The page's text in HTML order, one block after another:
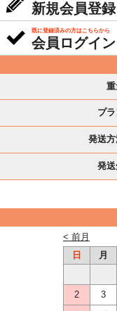
新規会員登録
既に登録済みの方はこちらから
会員ログイン
プ
発送
発
< 前月
日
月
2
3